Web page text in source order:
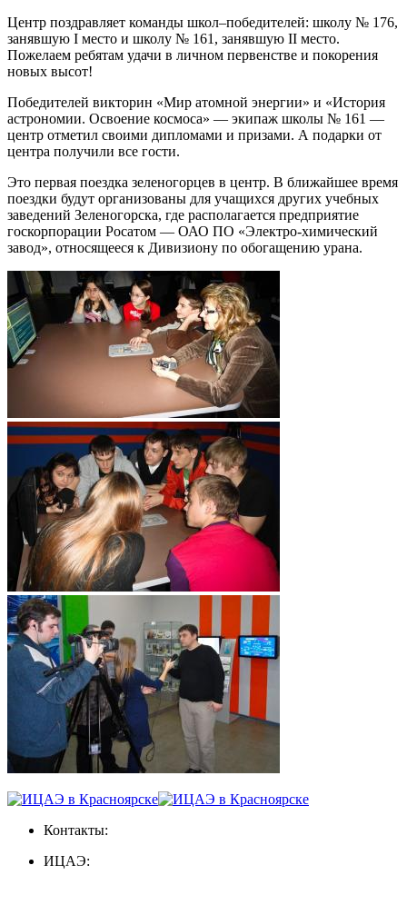
Центр поздравляет команды школ–победителей: школу № 176,
занявшую I место и школу № 161, занявшую II место.
Пожелаем ребятам удачи в личном первенстве и покорения
новых высот!
Победителей викторин «Мир атомной энергии» и «История
астрономии. Освоение космоса» — экипаж школы № 161 —
центр отметил своими дипломами и призами. А подарки от
центра получили все гости.
Это первая поездка зеленогорцев в центр. В ближайшее время
поездки будут организованы для учащихся других учебных
заведений Зеленогорска, где располагается предприятие
госкорпорации Росатом — ОАО ПО «Электро-химический
завод», относящееся к Дивизиону по обогащению урана.
Контакты:
ИЦАЭ: